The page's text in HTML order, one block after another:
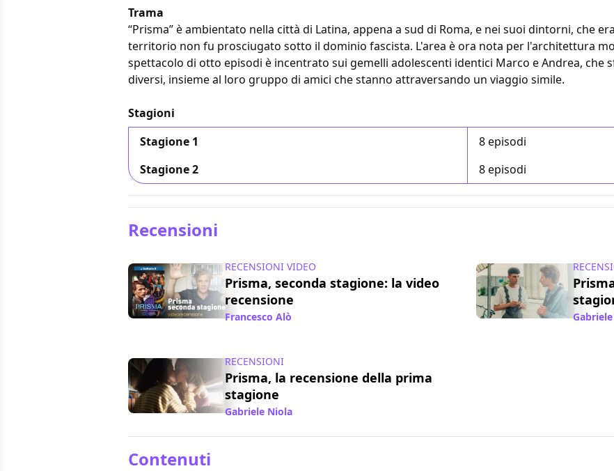
Trama
“Prisma” è ambientato nella città di Latina, appena a sud di Roma, e nei suoi dintorni, che
territorio non fu prosciugato sotto il dominio fascista. L'area è ora nota per l'architettura
spettacolo di otto episodi è incentrato sui gemelli adolescenti identici Marco e Andrea, che
diversi, insieme al loro gruppo di amici che stanno attraversando un viaggio simile.
Stagioni
Stagione 1
8 episodi
Stagione 2
8 episodi
Recensioni
RECENSIONI VIDEO
Prisma, seconda stagione: la video
recensione
Francesco Alò
RECENSIONI
Prisma, la recensione della prima
stagione
Gabriele Niola
Contenuti